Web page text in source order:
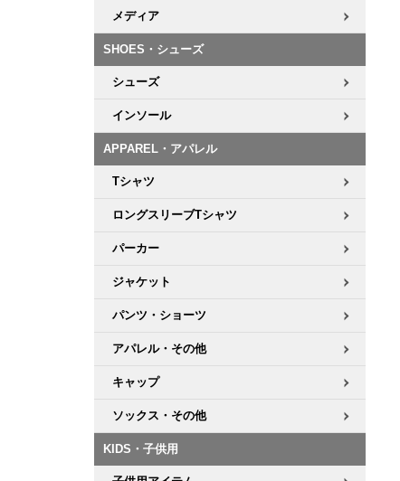
メディア
SHOES・シューズ
シューズ
インソール
APPAREL・アパレル
Tシャツ
ロングスリーブTシャツ
パーカー
ジャケット
パンツ・ショーツ
アパレル・その他
キャップ
ソックス・その他
KIDS・子供用
サイズの測り方